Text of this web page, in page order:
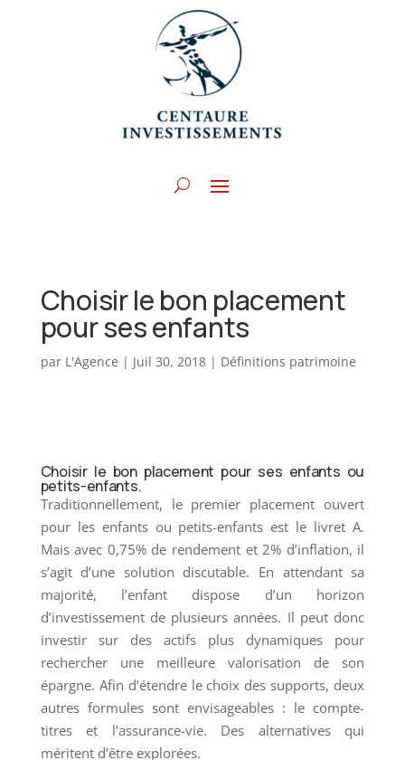
Choisir le bon placement
pour ses enfants
par L'Agence | Juil 30, 2018| Définitions patrimoine
Choisir le bon placement pour ses enfants ou
petits-enfants.
Traditionnellement, le premier placement ouvert
pour les enfants ou petits-enfants est le livret A.
Mais avec 0,75% de rendement et 2% d’inflation, il
s’agit d’une solution discutable. En attendant sa
majorité, l’enfant dispose d’un horizon
d’investissement de plusieurs années. Il peut donc
investir sur des actifs plus dynamiques pour
rechercher une meilleure valorisation de son
épargne. Afin d’étendre le choix des supports, deux
autres formules sont envisageables : le compte-
titres et l’assurance-vie. Des alternatives qui
méritent d’être explorées.